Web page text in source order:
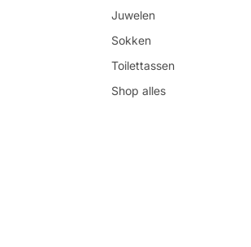
Juwelen
Sokken
Toilettassen
Shop alles